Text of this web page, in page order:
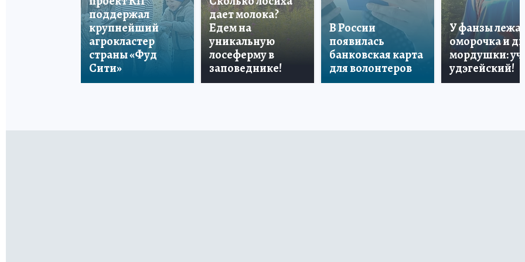
поддержал
крупнейший
агрокластер
страны «Фуд
Сити»
дает молока?
Едем на
уникальную
лосеферму в
заповеднике!
В России
появилась
банковская карта
для волонтеров
У фанзы лежала
оморочка и две
мордушки:
удэгейский!